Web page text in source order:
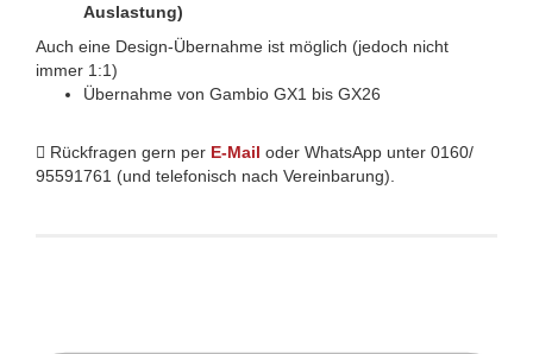
Auslastung)
Auch eine Design-Übernahme ist möglich (jedoch nicht
immer 1:1)
Übernahme von Gambio GX1 bis GX26
Rückfragen gern per E-Mail oder WhatsApp unter 0160/
95591761 (und telefonisch nach Vereinbarung).